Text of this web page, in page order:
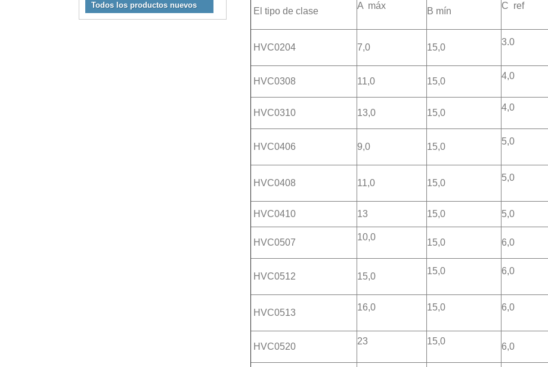
Todos los productos nuevos
El tipo de clase
A máx
B mín
C ref
HVC0204 7,0 15,0
3.0
HVC0308 11,0 15,0
4,0
HVC0310 13,0 15,0
4,0
HVC0406 9,0 15,0
5,0
HVC0408 11,0 15,0
5,0
HVC0410 13 15,0 5,0
HVC0507
10,0
15,0 6,0
HVC0512 15,0
15,0 6,0
HVC0513
16,0 15,0 6,0
HVC0520
23 15,0
6,0